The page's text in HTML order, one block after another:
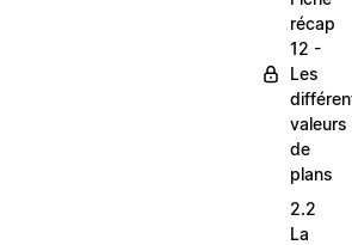
récap
12 -
Les
valeurs
de
plans
2.2
La